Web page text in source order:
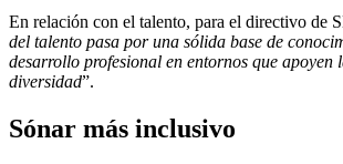
En relación con el talento, para el directivo de
del talento pasa por una sólida base de
desarrollo profesional en entornos que apoyen
diversidad”.
Sónar más inclusivo